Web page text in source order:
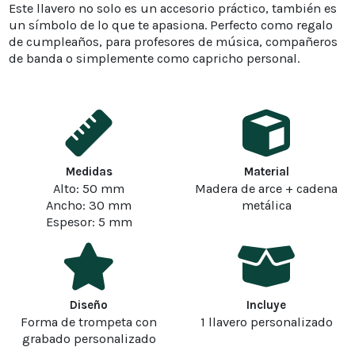
Este llavero no solo es un accesorio práctico, también es
un símbolo de lo que te apasiona. Perfecto como regalo
de cumpleaños, para profesores de música, compañeros
de banda o simplemente como capricho personal.
Medidas
Alto: 50 mm
Ancho: 30 mm
Espesor: 5 mm
Material
Madera de arce + cadena
metálica
Diseño
Forma de trompeta con
grabado personalizado
Incluye
1 llavero personalizado